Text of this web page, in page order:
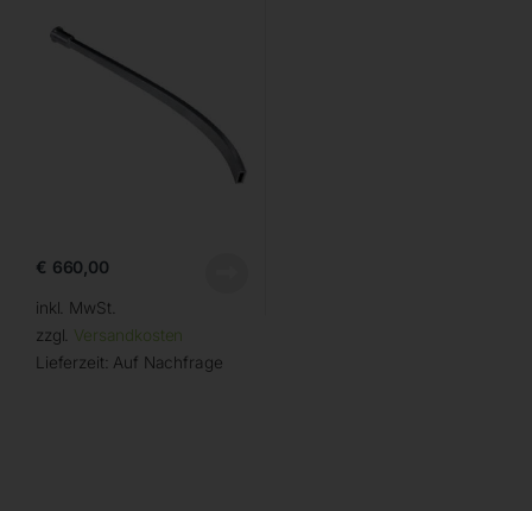
€ 660,00
inkl. MwSt.
zzgl. Versandkosten
Lieferzeit: Auf Nachfrage